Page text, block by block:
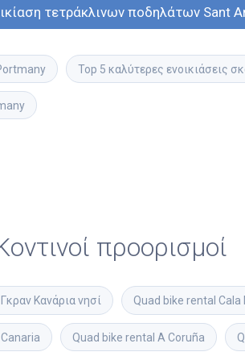
τετράκλινων ποδηλάτων Sant
Top 5 καλύτερες ενοικιάσεις
προορισμοί
Γκραν Κανάρια νησί Quad bike rental Cala
Quad bike rental A Coruña